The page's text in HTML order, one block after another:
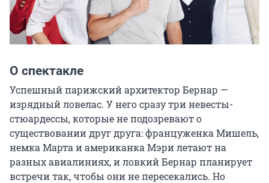
О спектакле
Успешный парижский архитектор Бернар —
изрядный ловелас. У него сразу три невесты-
стюардессы, которые не подозревают о
существовании друг друга: француженка Мишель,
немка Марта и американка Мэри летают на
разных авиалиниях, и ловкий Бернар планирует
встречи так, чтобы они не пересекались. Но